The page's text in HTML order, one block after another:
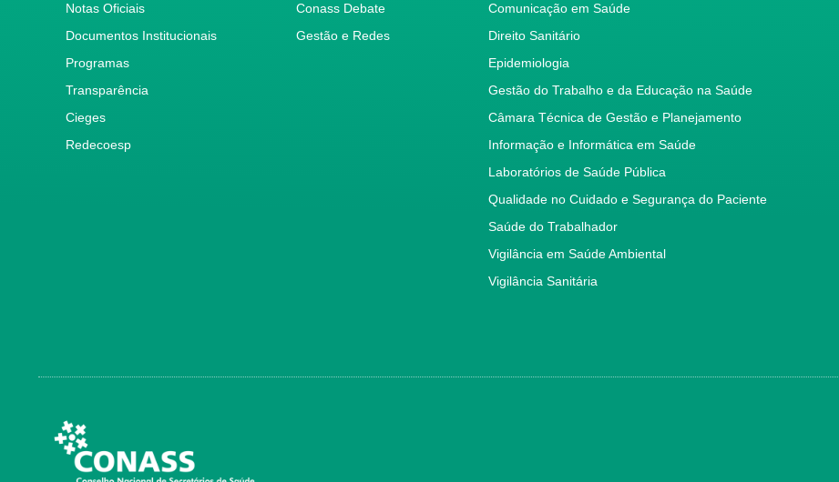
Notas Oficiais
Documentos Institucionais
Programas
Transparência
Cieges
Redecoesp
Conass Debate
Gestão e Redes
Comunicação em Saúde
Direito Sanitário
Epidemiologia
Gestão do Trabalho e da Educação na Saúde
Câmara Técnica de Gestão e Planejamento
Informação e Informática em Saúde
Laboratórios de Saúde Pública
Qualidade no Cuidado e Segurança do Paciente
Saúde do Trabalhador
Vigilância em Saúde Ambiental
Vigilância Sanitária